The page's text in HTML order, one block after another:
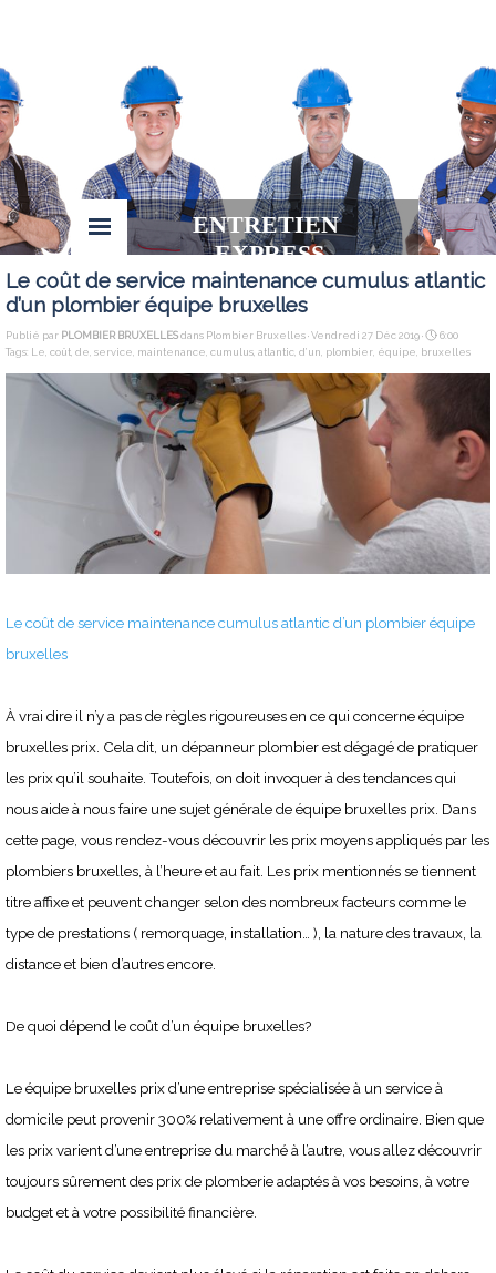
ENTRETIEN
EXPRESS
Le coût de service maintenance cumulus atlantic
d’un plombier équipe bruxelles
Publié par PLOMBIER BRUXELLESdans Plombier Bruxelles· Vendredi 27 Déc 2019 ·
6:00
Tags: Le coût de service maintenance cumulus atlantic d’un plombier équipe bruxelles
Le coût de service maintenance cumulus atlantic d’un plombier équipe
bruxelles
À vrai dire il n’y a pas de règles rigoureuses en ce qui concerne équipe
bruxelles prix. Cela dit, un dépanneur plombier est dégagé de pratiquer
les prix qu’il souhaite. Toutefois, on doit invoquer à des tendances qui
nous aide à nous faire une sujet générale de équipe bruxelles prix. Dans
cette page, vous rendez-vous découvrir les prix moyens appliqués par les
plombiers bruxelles, à l’heure et au fait. Les prix mentionnés se tiennent
titre affixe et peuvent changer selon des nombreux facteurs comme le
type de prestations ( remorquage, installation… ), la nature des travaux, la
distance et bien d’autres encore.
De quoi dépend le coût d’un équipe bruxelles?
Le équipe bruxelles prix d’une entreprise spécialisée à un service à
domicile peut provenir 300% relativement à une offre ordinaire. Bien que
les prix varient d’une entreprise du marché à l’autre, vous allez découvrir
toujours sûrement des prix de plomberie adaptés à vos besoins, à votre
budget et à votre possibilité financière.